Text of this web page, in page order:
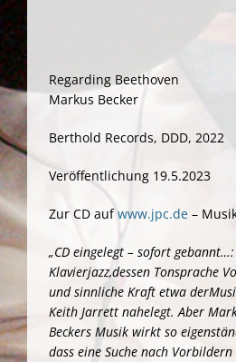
Regarding Beethoven
Markus Becker
Berthold Records, DDD, 2022
Veröffentlichung 19.5.2023
Zur CD aufwww.jpc.de –
„CD eingelegt – sofort
Klavierjazz,dessen Tonsprache
und sinnliche Kraft etwa der
Keith Jarrett nahelegt. Aber
BeckersMusik wirkt so
dass eine Suche nach